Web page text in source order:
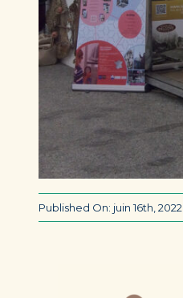
Published On: juin 16th, 2022